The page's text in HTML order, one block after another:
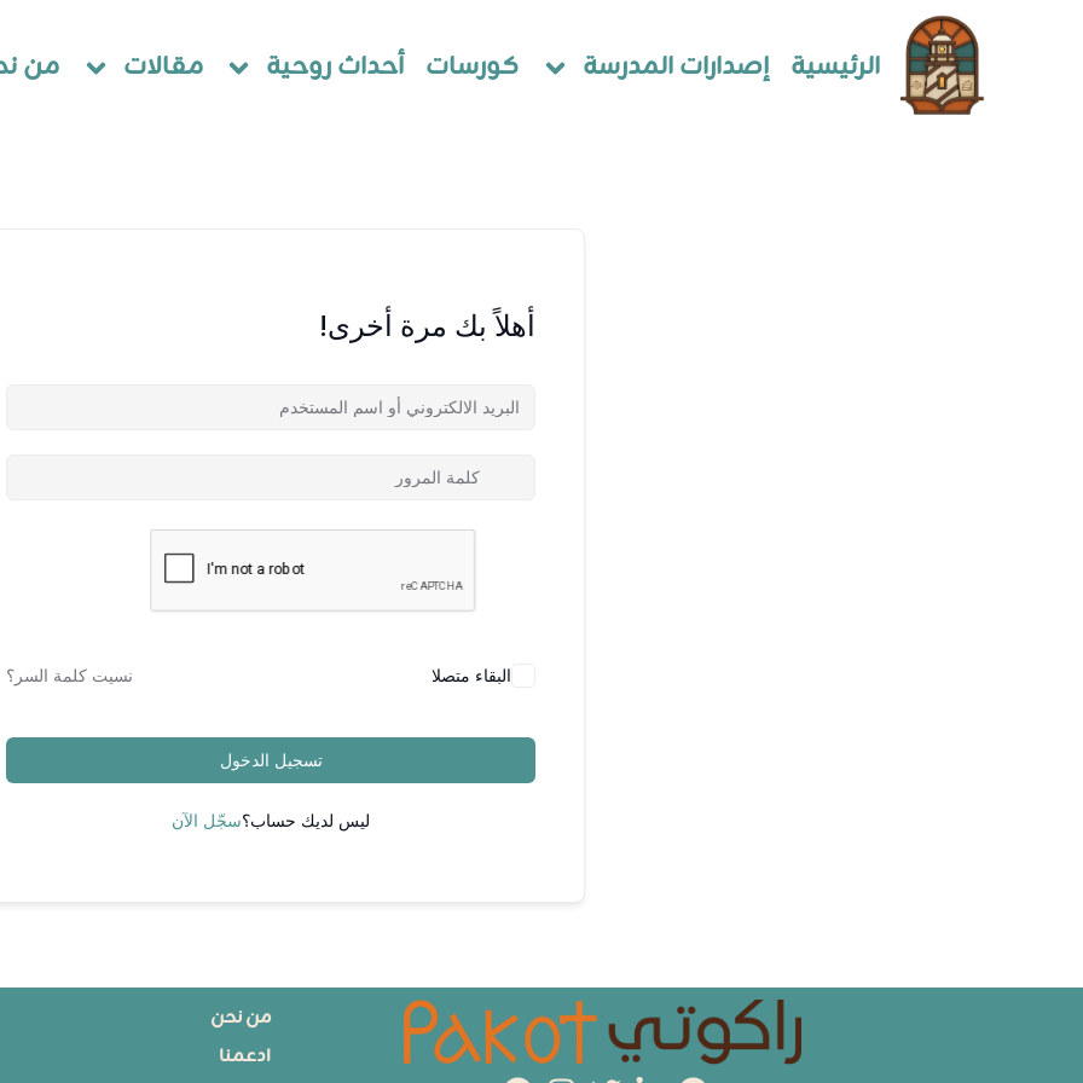
الرئيسية إصدارات المدرسة كورسات أحداث روحية مقالات من
أهلاً بك مرة أخرى!
البقاء متصلا نسيت كلمة السر؟
تسجيل الدخول
ليس لديك حساب؟سجّل الآن
من نحن
ادعمنا